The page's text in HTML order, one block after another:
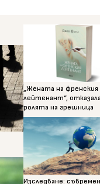
„Жената на френския
лейтенант“, отказала
ролята на грешница
Изследване: